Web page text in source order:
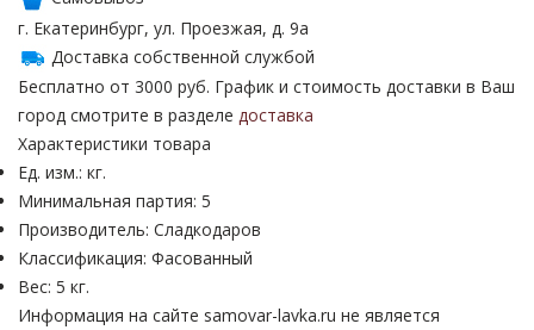
г. Екатеринбург, ул. Проезжая, д. 9а
Доставка собственной службой
Бесплатно от 3000 руб. График и стоимость доставки в Ваш
город смотрите в разделе доставка
Характеристики товара
Ед. изм.: кг.
Минимальная партия: 5
Производитель: Сладкодаров
Классификация: Фасованный
Вес: 5 кг.
Информация на сайте samovar-lavka.ru не является